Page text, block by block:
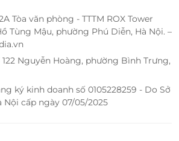
vụ mua sắm online tiện lợi và
bỏ lỡ cơ hội sở hữu thẻ quà
dàng lựa chọn những sản phẩm
Tòa văn phòng - TTTM ROX Tower
Tùng Mậu, phường Phú Diễn, Hà Nội. –
122 Nguyễn Hoàng, phường Bình Trưng,
ký kinh doanh số 0105228259 - Do Sở
Nội cấp ngày 07/05/2025